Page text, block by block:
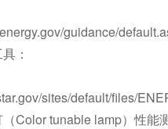
guidance/
：
sites/default/files/
Color tunable lamp）性能